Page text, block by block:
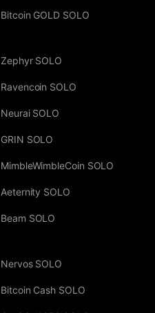
Bitcoin GOLD SOLO
Zephyr SOLO
Ravencoin SOLO
Neurai SOLO
GRIN SOLO
MimbleWimbleCoin SOLO
Aeternity SOLO
Beam SOLO
Nervos SOLO
Bitcoin Cash SOLO